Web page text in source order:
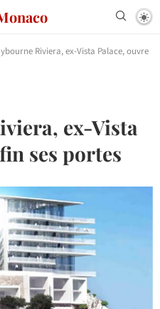
Riviera, ex-Vista Palace, ouvre
ex-Vista
ses portes